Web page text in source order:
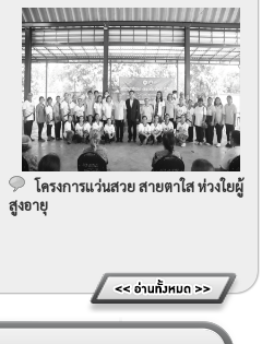
โครงการแว่นสวย สายตาใส ห่วงใยผู้
สูงอายุ